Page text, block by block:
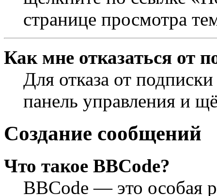
странице просмотра
Как мне отказаться от
Для отказа от
панель управления и
Создание сообщений
Что такое BBCode?
BBCode — это особая